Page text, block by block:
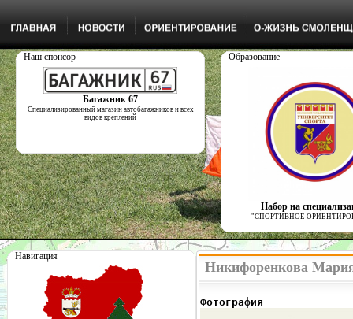
Наш спонсор
Багажник 67
Специализированный магазин автобагажников и всех
видов креплений
Образование
Набор на
"СПОРТИВНОЕ
Навигация
Никифоренкова
Фотография